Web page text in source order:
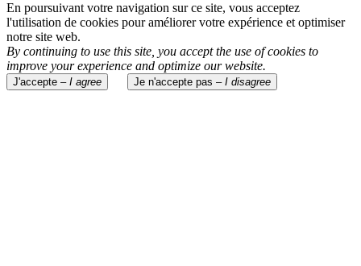
En poursuivant votre navigation sur ce site, vous acceptez
l'utilisation de cookies pour améliorer votre expérience et optimiser
notre site web.
By continuing to use this site, you accept the use of cookies to
improve your experience and optimize our website.
J'accepte – I agree Je n'accepte pas – I disagree